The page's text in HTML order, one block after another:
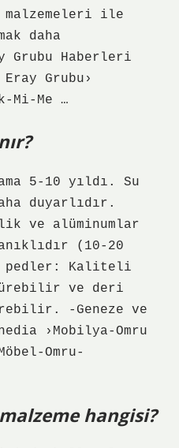
malzemeleri ile
daha
Grubu Haberleri
Grubu›
Mi-Me …
5-10 yıldı. Su
duyarlıdır.
ve alüminumlar
(10-20
pedler: Kaliteli
ve deri
-Geneze ve
›Mobilya-Omru
Omru-
hangisi?